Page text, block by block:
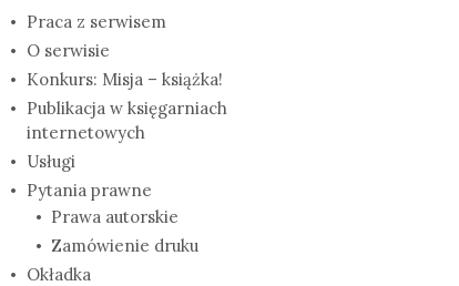
Praca z serwisem
O serwisie
Konkurs: Misja – książka!
Publikacja w księgarniach
internetowych
Usługi
Pytania prawne
Prawa autorskie
Zamówienie druku
Okładka